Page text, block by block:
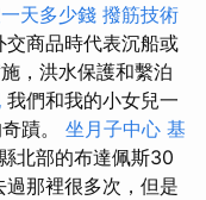
天多少錢 撥筋技術
商品時代表沉船或
，洪水保護和繫泊
我們和我的小女兒一
蹟。 坐月子中心 基
北部的布達佩斯30
過那裡很多次，但是